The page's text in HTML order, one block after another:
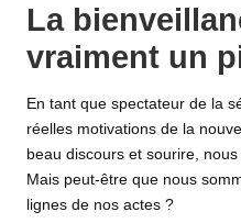
La
vraiment un
En tant que spectateur de la
réelles motivations de la
beau discours et sourire,
Mais peut-être que nous
lignes de nos actes ?